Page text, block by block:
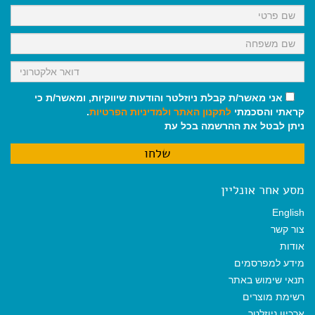
k
p
m
אני מאשר/ת קבלת ניוזלטר והודעות שיווקיות, ומאשר/ת כי
קראתי והסכמתי לתקנון האתר ולמדיניות הפרטיות.
ניתן לבטל את ההרשמה בכל עת
מסע אחר אונליין
English
צור קשר
אודות
מידע למפרסמים
תנאי שימוש באתר
רשימת מוצרים